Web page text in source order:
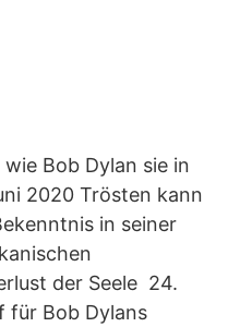
Bob Dylan sie in
2020 Trösten kann
in seiner
der Seele 24.
für Bob Dylans